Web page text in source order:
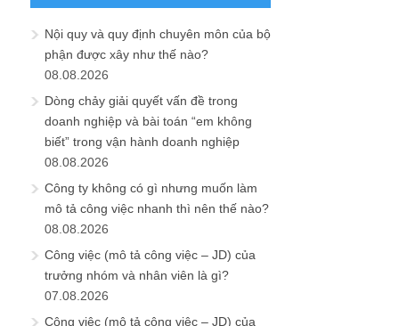
Nội quy và quy định chuyên môn của bộ
phận được xây như thế nào?
08.08.2026
Dòng chảy giải quyết vấn đề trong
doanh nghiệp và bài toán “em không
biết” trong vận hành doanh nghiệp
08.08.2026
Công ty không có gì nhưng muốn làm
mô tả công việc nhanh thì nên thế nào?
08.08.2026
Công việc (mô tả công việc – JD) của
trưởng nhóm và nhân viên là gì?
07.08.2026
Công việc (mô tả công việc – JD) của